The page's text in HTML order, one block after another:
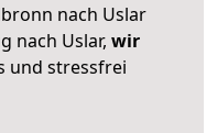
nach Uslar
nach Uslar, wir
und stressfrei